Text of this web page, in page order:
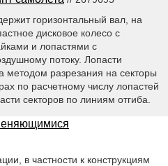
горизонтальный вал, на
дисковое колесо с
и лопастями с
потоку. Лопасти
методом разрезания на секторы
по расчетному числу лопастей
секторов по линиям отгиба.
в частности к конструкциям